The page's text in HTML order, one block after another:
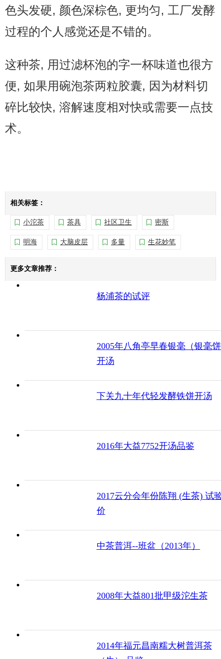
色头发硬, 颜色深棕色, 更均匀, 工厂发酵
过程的个人感觉还是不错的。
这种茶, 用过滤杯泡的字一杯味道也很方
便, 如果用碗泡茶两粒胶囊, 因为材料切
碎比较快, 溶解速度相对快或需要一点技
术。
相关标签：
小沱茶 茶具 社区卫生 密斯
明海 大脑皮层 多量 生花妙笔
更多文章推荐：
杨浦茶的试评
2005年八角亭早春银毫（银毫
开汤
下关九十年代轻发酵铁饼开汤
2016年大益7752开汤品鉴
2017云分会年份陈翔 (生茶) 试
价
中茶普洱--班盆（2013年）
2008年大益801批甲级沱生茶
2014年福元昌南糯大树普洱茶